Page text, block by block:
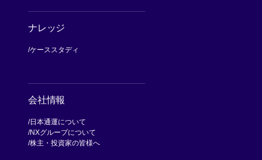
ナレッジ
ケーススタディ
会社情報
日本通運について
NXグループについて
株主・投資家の皆様へ